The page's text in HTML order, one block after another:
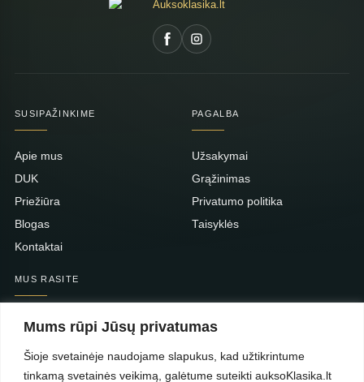
Mums rūpi Jūsų privatumas
Šioje svetainėje naudojame slapukus, kad užtikrintume
tinkamą svetainės veikimą, galėtume suteikti auksoKlasika.lt
SUSIPAŽINKIME
Apie mus
DUK
Priežiūra
Blogas
Kontaktai
PAGALBA
Užsakymai
Grąžinimas
Privatumo politika
Taisyklės
MUS RASITE
Taikos pr. 139
PC Molas, Klaipėda
Taikos pr. 141
PC BIG 2, Klaipėda